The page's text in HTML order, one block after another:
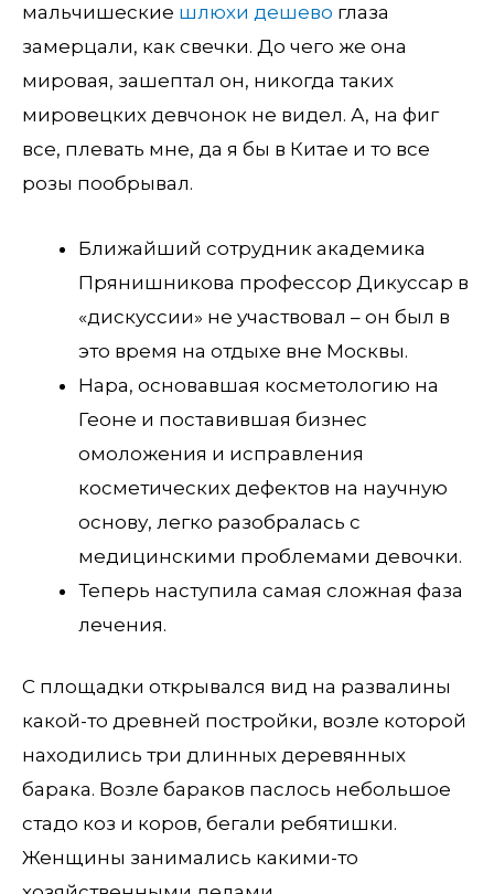
мальчишеские шлюхи дешево глаза
замерцали, как свечки. До чего же она
мировая, зашептал он, никогда таких
мировецких девчонок не видел. А, на фиг
все, плевать мне, да я бы в Китае и то все
розы пообрывал.
Ближайший сотрудник академика
Прянишникова профессор Дикуссар в
«дискуссии» не участвовал – он был в
это время на отдыхе вне Москвы.
Нара, основавшая косметологию на
Геоне и поставившая бизнес
омоложения и исправления
косметических дефектов на научную
основу, легко разобралась с
медицинскими проблемами девочки.
Теперь наступила самая сложная фаза
лечения.
С площадки открывался вид на развалины
какой-то древней постройки, возле которой
находились три длинных деревянных
барака. Возле бараков паслось небольшое
стадо коз и коров, бегали ребятишки.
Женщины занимались какими-то